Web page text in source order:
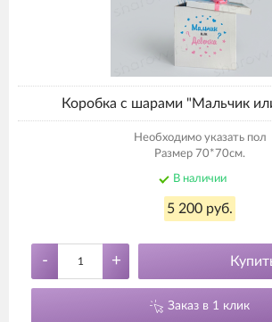
Коробка с шарами "Мальчик
Необходимо указать пол
Размер 70*70см.
В наличии
5 200 руб.
- +
Заказ в 1 клик